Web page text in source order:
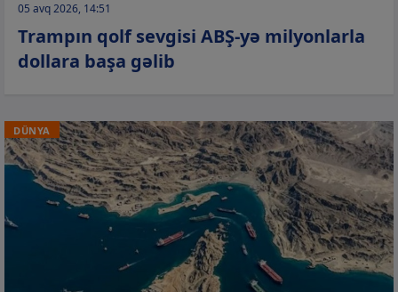
05 avq 2026, 14:51
Trampın qolf sevgisi ABŞ-yə milyonlarla
dollara başa gəlib
DÜNYA